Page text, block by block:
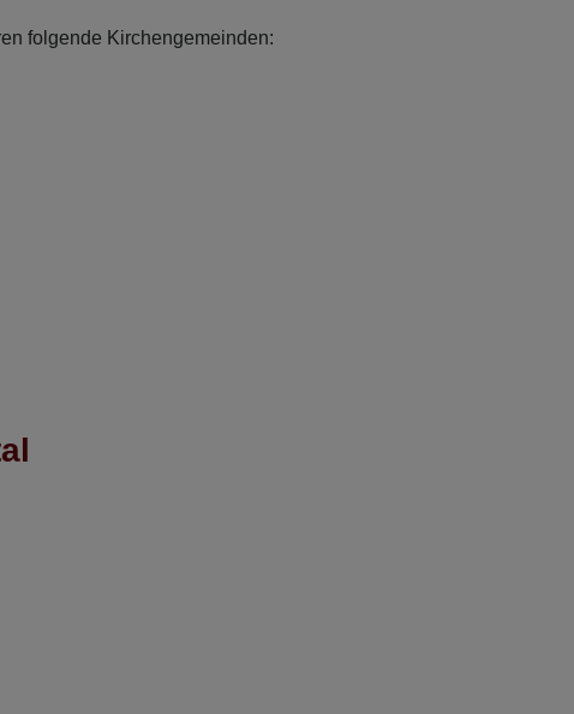
folgende Kirchengemeinden: